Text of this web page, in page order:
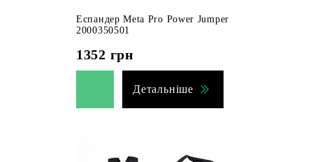
Еспандер Meta Pro Power Jumper
2000350501
1352 грн
Детальніше